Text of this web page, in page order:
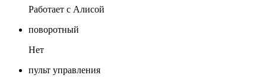
Работает с Алисой
поворотный
Нет
пульт управления